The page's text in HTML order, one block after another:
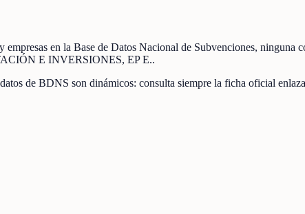
empresas en la Base de Datos Nacional de Subvenciones, ninguna
E INVERSIONES, EP E..
de BDNS son dinámicos: consulta siempre la ficha oficial